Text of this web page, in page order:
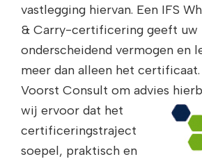
vastlegging hiervan. Een IFS
& Carry-certificering geeft uw
onderscheidend vermogen en
meer dan alleen het certificaat.
Voorst Consult om advies
wij ervoor dat het
certificeringstraject
soepel, praktisch en